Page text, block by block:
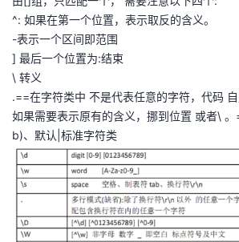
^: 如果在第一个位置，表示取反的含义。
-表示一个区间即范围
] 最后一个位置为:结束
\ 转义
.==在字符类中 不是代表任意的字符，代码 自
如果需要表示原有的含义，挪到位置 或者\ 。
b)、默认|标准字符类